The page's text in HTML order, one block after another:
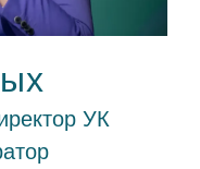
УК